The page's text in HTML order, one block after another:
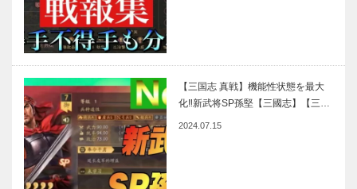
【三国志 真戦】機能性状態を最大
化‼新武将SP孫堅【三國志】【三…
2024.07.15